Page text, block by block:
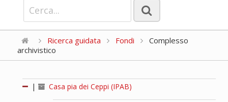
Ricerca guidata Fondi
Complesso
archivistico
| Casa pia dei Ceppi (IPAB)